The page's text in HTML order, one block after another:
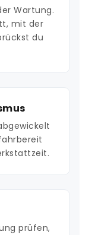
Wartung.
mit der
du
prüfen,